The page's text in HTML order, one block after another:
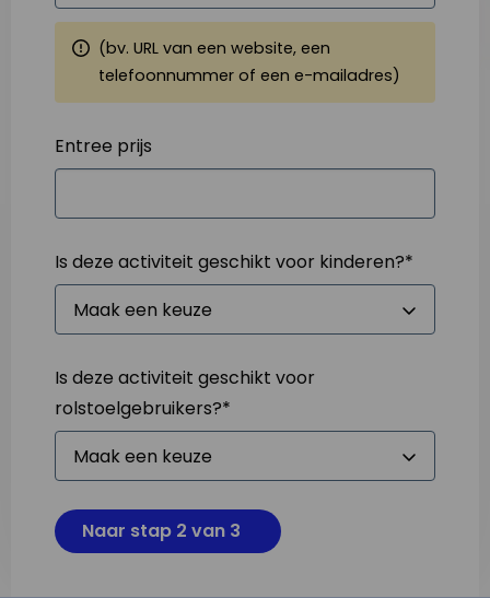
(bv. URL van een website, een
telefoonnummer of een e-mailadres)
Entree prijs
Is deze activiteit geschikt voor kinderen?*
Is deze activiteit geschikt voor
rolstoelgebruikers?*